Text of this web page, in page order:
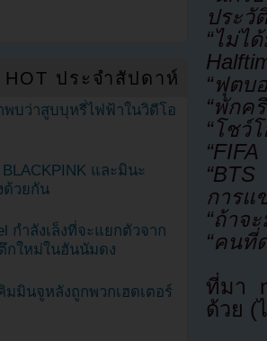
ประวั
“ไม่
“ฟุตบ
“พักค
“โชว์
การแ
“ถ้าจ
“คนที่
ที่มา
ด้วย (
ประจำสัปดาห์
พบว่าสูบบุหรี่ไฟฟ้าในวิดีโอ
และมินะ
ด้วยกัน
กำลังเล็งที่จะแยกตัวจาก
กใหม่ในฮันนัมดง
มมินจูหลังถูกพวกเฮดเตอร์